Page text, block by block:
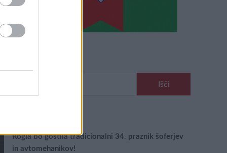
Rogla bo gostila tradicionalni 34. praznik šoferjev
in avtomehanikov!